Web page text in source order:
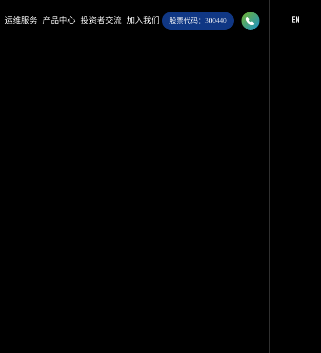
运维服务 产品中心 投资者交流 加入我们 股票代码：300440  028-8283 9999
EN